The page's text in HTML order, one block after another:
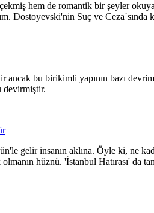
hem de romantik bir şeyler
Dostoyevski'nin Suç ve
bu birikimli yapının bazı
devirmiştir.
gelir insanın aklına. Öyle ki, ne
hüznü. 'İstanbul Hatırası' da